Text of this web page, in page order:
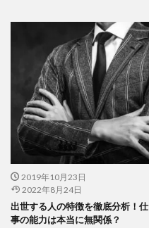
2019年10月23日
2022年8月24日
出世する人の特徴を徹底分析！仕
事の能力は本当に無関係？